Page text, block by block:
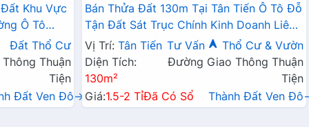
Khu Vực
Ô Tô
Liên Xã
Đất Thổ Cư
Thuận
Tiện
Đất Ven Đô→
Bán Thửa Đất 130m Tại Tân Tiến Ô Tô Đỗ
Tận Đất Sát Trục Chính Kinh Doanh Liên
Xã
Vị Trí: Tân Tiến Tư Vấn
Thổ Cư & Vườn
Diện Tích:
130m²
Đường Giao Thông Thuận
Tiện
Giá:1.5-2 TỉĐã Có Sổ Thành Đất Ven